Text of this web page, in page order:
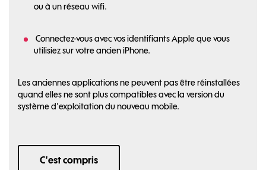
ou à un réseau wifi.
Connectez-vous avec vos identifiants Apple que vous
utilisiez sur votre ancien iPhone.
Les anciennes applications ne peuvent pas être réinstallées
quand elles ne sont plus compatibles avec la version du
système d'exploitation du nouveau mobile.
C'est compris